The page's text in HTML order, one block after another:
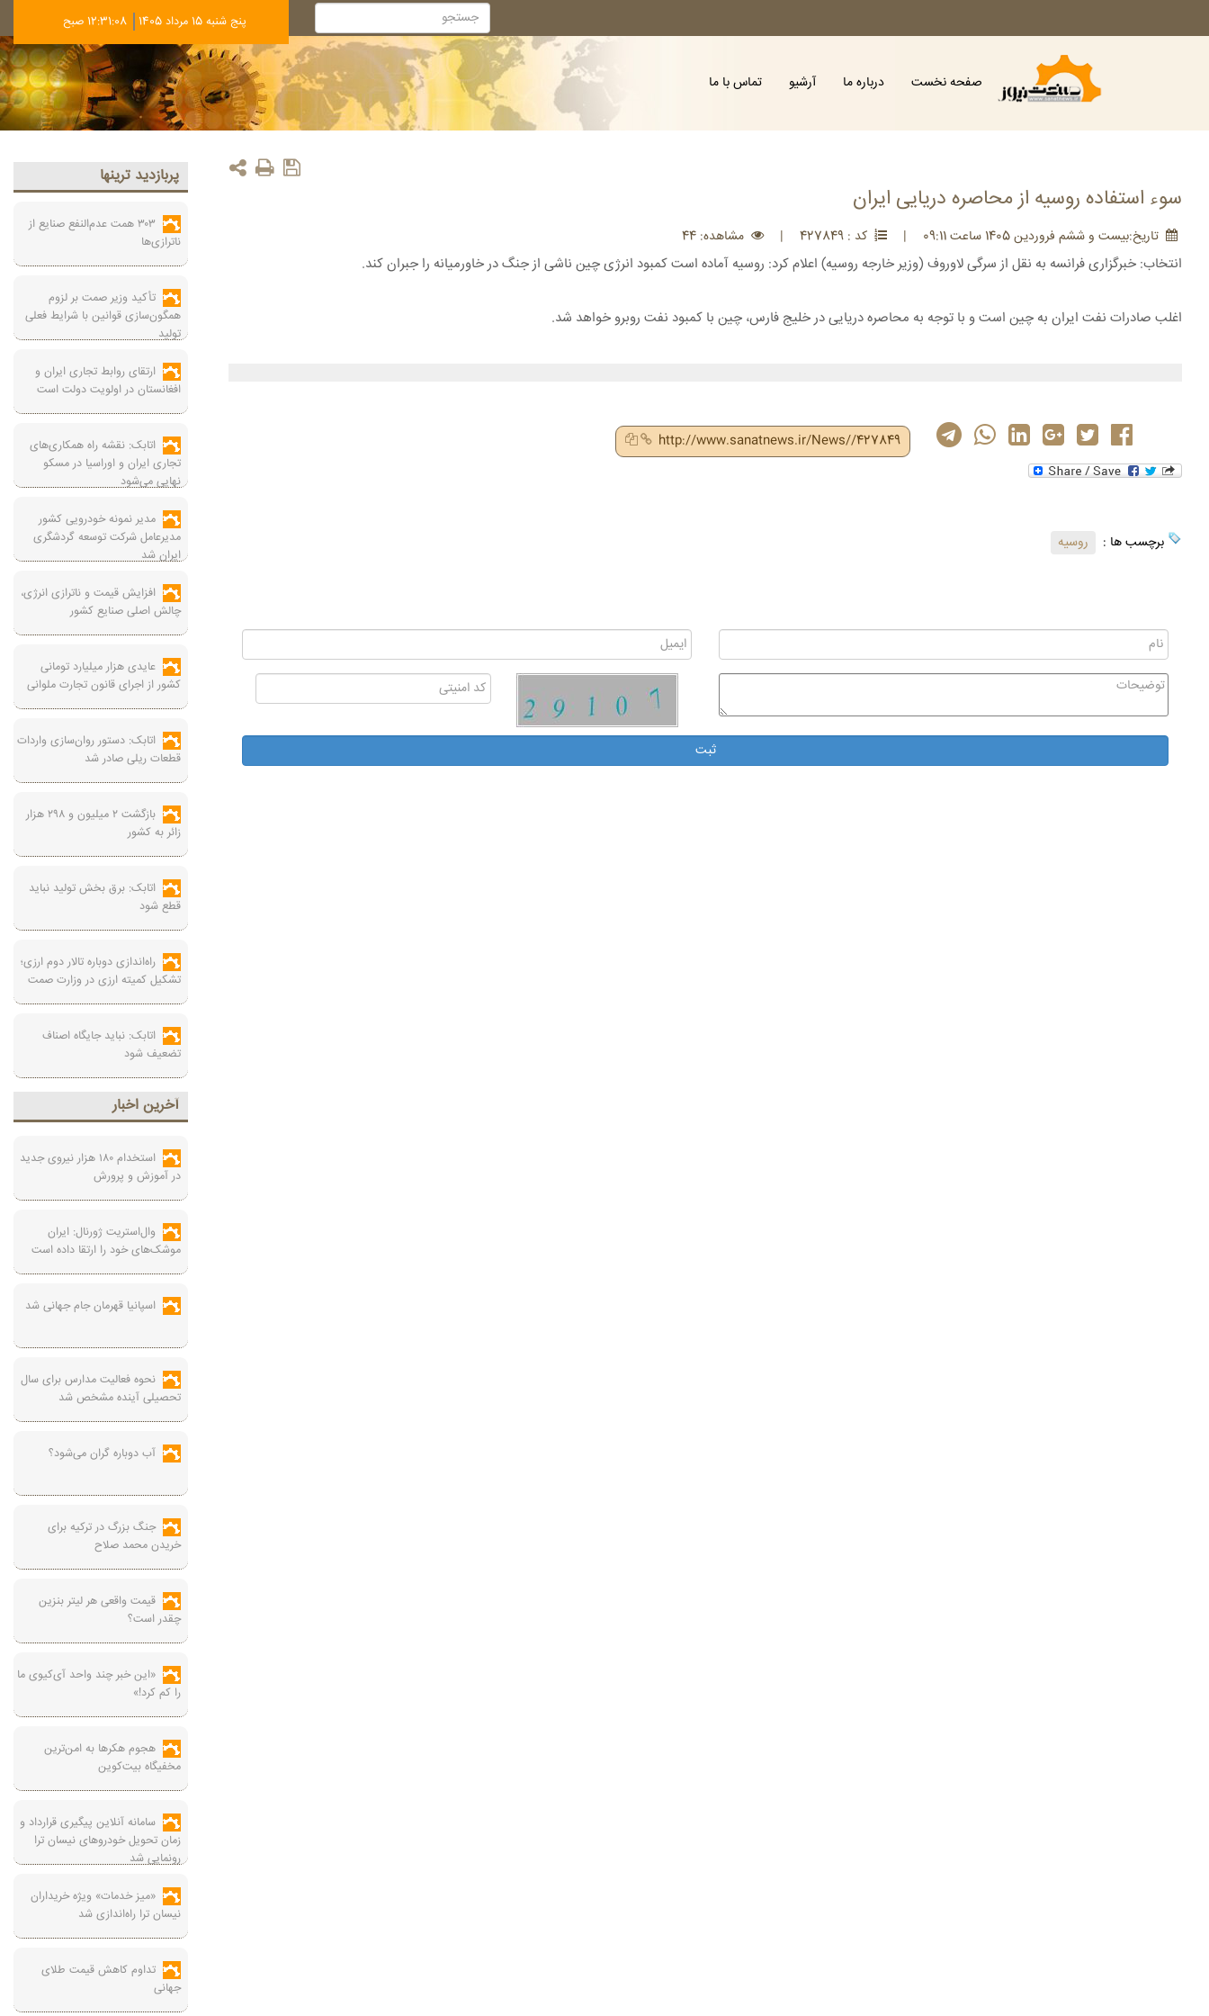
پنج شنبه 15 مرداد 1405 12:31:09 صبح
صفحه نخست درباره ما آرشیو تماس با ما
سوء استفاده روسیه از محاصره دریایی ایران
تاريخ:بيست و ششم فروردين 1405 ساعت 09:11 | کد : 427849 | مشاهده: 44
انتخاب: خبرگزاری فرانسه به نقل از سرگی لاوروف (وزیر خارجه روسیه) اعلام کرد: روسیه آماده است کمبود انرژی چین ناشی از جنگ در خاورمیانه را جبران کند.
اغلب صادرات نفت ایران به چین است و با توجه به محاصره دریایی در خلیج فارس، چین با کمبود نفت روبرو خواهد شد.
http://www.sanatnews.ir/News//427849
برچسب ها : روسیه
پربازديد ترينها
۳۰۳ همت عدم‌النفع صنایع از
ناترازی‌ها
تأکید وزیر صمت بر لزوم
همگون‌سازی قوانین با شرایط فعلی
تولید
ارتقای روابط تجاری ایران و
افغانستان در اولویت دولت است
اتابک: نقشه راه همکاری‌های
تجاری ایران و اوراسیا در مسکو
نهایی می‌شود
مدیر نمونه خودرویی کشور
مدیرعامل شرکت توسعه گردشگری
ایران شد
افزایش قیمت و ناترازی انرژی،
چالش اصلی صنایع کشور
عایدی هزار میلیارد تومانی
کشور از اجرای قانون تجارت ملوانی
اتابک: دستور روان‌سازی واردات
قطعات ریلی صادر شد
بازگشت ۲ میلیون و ۲۹۸ هزار
زائر به کشور
اتابک: برق بخش تولید نباید
قطع شود
راه‌اندازی دوباره تالار دوم ارزی؛
تشکیل کمیته ارزی در وزارت صمت
اتابک: نباید جایگاه اصناف
تضعیف شود
آخرين اخبار
استخدام ۱۸۰ هزار نیروی جدید
در آموزش‌ و پرورش
وال‌استریت ژورنال: ایران
موشک‌های خود را ارتقا داده است
اسپانیا قهرمان جام جهانی شد
نحوه فعالیت مدارس برای سال
تحصیلی آینده مشخص شد
آب دوباره گران می‌شود؟
جنگ بزرگ در ترکیه برای
خریدن محمد صلاح
قیمت واقعی هر لیتر بنزین
چقدر است؟
«این خبر چند واحد آی‌کیوی ما
را کم کرد!»
هجوم هکرها به امن‌ترین
مخفیگاه بیت‌کوین
سامانه آنلاین پیگیری قرارداد‌ و
زمان تحویل خودرو‌های نیسان ترا
رونمایی شد
«میز خدمات» ویژه خریداران
نیسان ترا راه‌اندازی شد
تداوم کاهش قیمت طلای
جهانی